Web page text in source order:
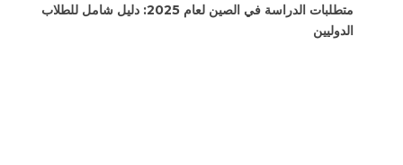
متطلبات الدراسة في الصين لعام 2025: دليل شامل للطلاب
الدوليين